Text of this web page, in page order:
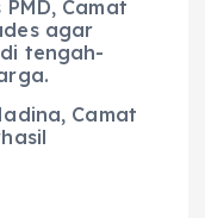
Camat
agar
tengah-
Camat